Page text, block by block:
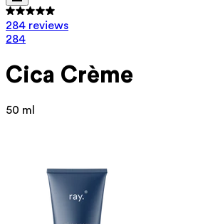
284 reviews
284
Cica Crème
50 ml